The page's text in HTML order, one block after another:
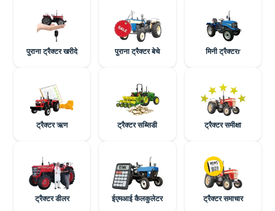
पुराना ट्रैक्टर खरीदे पुराना ट्रैक्टर बेचे मिनी ट्रैक्टरr
ट्रैक्टर ऋण ट्रैक्टर सब्सिडी ट्रैक्टर समीक्षा
ट्रैक्टर डीलर ईएमआई कैलकुलेटर ट्रैक्टर समाचार